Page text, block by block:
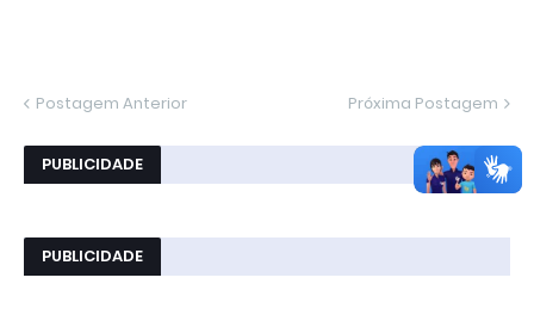
Postagem Anterior Próxima Postagem
PUBLICIDADE
PUBLICIDADE